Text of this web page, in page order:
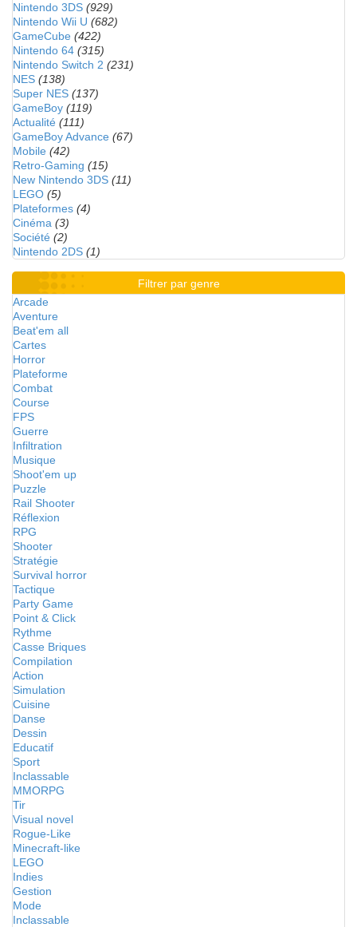
Nintendo 3DS (929)
Nintendo Wii U (682)
GameCube (422)
Nintendo 64 (315)
Nintendo Switch 2 (231)
NES (138)
Super NES (137)
GameBoy (119)
Actualité (111)
GameBoy Advance (67)
Mobile (42)
Retro-Gaming (15)
New Nintendo 3DS (11)
LEGO (5)
Plateformes (4)
Cinéma (3)
Société (2)
Nintendo 2DS (1)
Filtrer par genre
Arcade
Aventure
Beat'em all
Cartes
Horror
Plateforme
Combat
Course
FPS
Guerre
Infiltration
Musique
Shoot'em up
Puzzle
Rail Shooter
Réflexion
RPG
Shooter
Stratégie
Survival horror
Tactique
Party Game
Point & Click
Rythme
Casse Briques
Compilation
Action
Simulation
Cuisine
Danse
Dessin
Educatif
Sport
Inclassable
MMORPG
Tir
Visual novel
Rogue-Like
Minecraft-like
LEGO
Indies
Gestion
Mode
Inclassable